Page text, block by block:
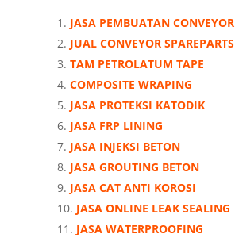
JASA PEMBUATAN CONVEYOR
JUAL CONVEYOR SPAREPARTS
TAM PETROLATUM TAPE
COMPOSITE WRAPING
JASA PROTEKSI KATODIK
JASA FRP LINING
JASA INJEKSI BETON
JASA GROUTING BETON
JASA CAT ANTI KOROSI
JASA ONLINE LEAK SEALING
JASA WATERPROOFING